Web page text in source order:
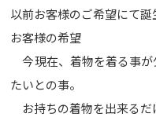
以前お客様のご希望にて誕
お客様の希望
今現在、着物を着る事
たいとの事。
お持ちの着物を出来るだ